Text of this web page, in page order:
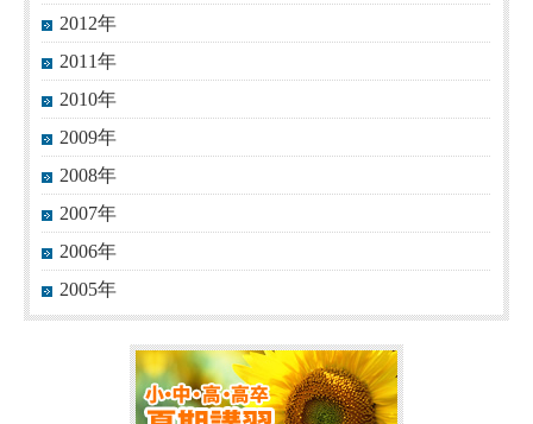
2012年
2011年
2010年
2009年
2008年
2007年
2006年
2005年